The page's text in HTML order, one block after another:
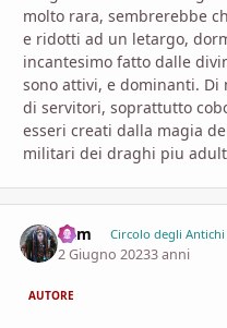
molto rara, sembrerebbe
e ridotti ad un letargo,
incantesimo fatto dalle
sono attivi, e dominanti.
di servitori, soprattutto
esseri creati dalla magia
militari dei draghi piu
Ram Circolo degli Antichi
2 Giugno 20233 anni
AUTORE